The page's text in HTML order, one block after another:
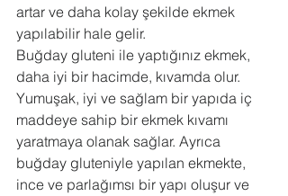
artar ve daha kolay şekilde ekmek
yapılabilir hale gelir.
Buğday gluteni ile yaptığınız ekmek,
daha iyi bir hacimde, kıvamda olur.
Yumuşak, iyi ve sağlam bir yapıda iç
maddeye sahip bir ekmek kıvamı
yaratmaya olanak sağlar. Ayrıca
buğday gluteniyle yapılan ekmekte,
ince ve parlağımsı bir yapı oluşur ve